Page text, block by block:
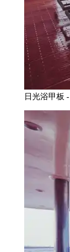
日光浴甲板